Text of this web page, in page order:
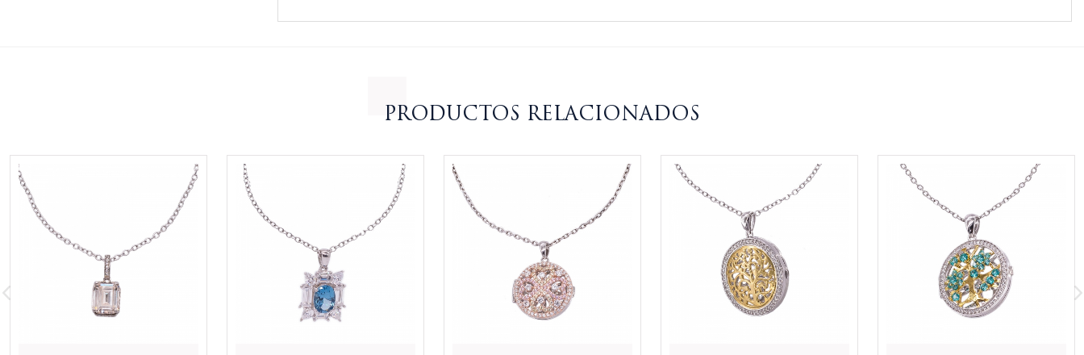
PRODUCTOS RELACIONADOS